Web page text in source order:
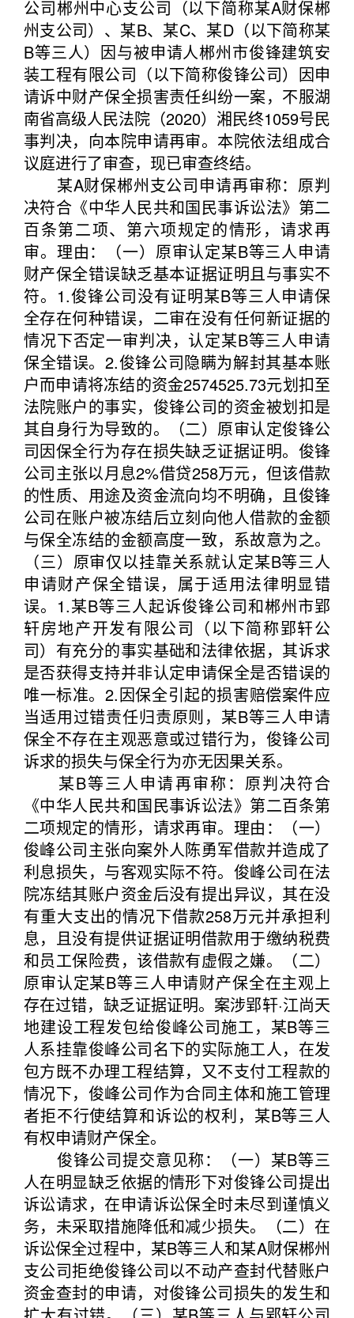
公司郴州中心支公司（以下简称某A财保郴
州支公司）、某B、某C、某D（以下简称某
B等三人）因与被申请人郴州市俊锋建筑安
装工程有限公司（以下简称俊锋公司）因申
请诉中财产保全损害责任纠纷一案，不服湖
南省高级人民法院（2020）湘民终1059号民
事判决，向本院申请再审。本院依法组成合
议庭进行了审查，现已审查终结。
某A财保郴州支公司申请再审称：原判
决符合《中华人民共和国民事诉讼法》第二
百条第二项、第六项规定的情形，请求再
审。理由：（一）原审认定某B等三人申请
财产保全错误缺乏基本证据证明且与事实不
符。1.俊锋公司没有证明某B等三人申请保
全存在何种错误，二审在没有任何新证据的
情况下否定一审判决，认定某B等三人申请
保全错误。2.俊锋公司隐瞒为解封其基本账
户而申请将冻结的资金2574525.73元划扣至
法院账户的事实，俊锋公司的资金被划扣是
其自身行为导致的。（二）原审认定俊锋公
司因保全行为存在损失缺乏证据证明。俊锋
公司主张以月息2%借贷258万元，但该借款
的性质、用途及资金流向均不明确，且俊锋
公司在账户被冻结后立刻向他人借款的金额
与保全冻结的金额高度一致，系故意为之。
（三）原审仅以挂靠关系就认定某B等三人
申请财产保全错误，属于适用法律明显错
误。1.某B等三人起诉俊锋公司和郴州市郢
轩房地产开发有限公司（以下简称郢轩公
司）有充分的事实基础和法律依据，其诉求
是否获得支持并非认定申请保全是否错误的
唯一标准。2.因保全引起的损害赔偿案件应
当适用过错责任归责原则，某B等三人申请
保全不存在主观恶意或过错行为，俊锋公司
诉求的损失与保全行为亦无因果关系。
某B等三人申请再审称：原判决符合
《中华人民共和国民事诉讼法》第二百条第
二项规定的情形，请求再审。理由：（一）
俊峰公司主张向案外人陈勇军借款并造成了
利息损失，与客观实际不符。俊峰公司在法
院冻结其账户资金后没有提出异议，其在没
有重大支出的情况下借款258万元并承担利
息，且没有提供证据证明借款用于缴纳税费
和员工保险费，该借款有虚假之嫌。（二）
原审认定某B等三人申请财产保全在主观上
存在过错，缺乏证据证明。案涉郢轩·江尚天
地建设工程发包给俊峰公司施工，某B等三
人系挂靠俊峰公司名下的实际施工人，在发
包方既不办理工程结算，又不支付工程款的
情况下，俊峰公司作为合同主体和施工管理
者拒不行使结算和诉讼的权利，某B等三人
有权申请财产保全。
俊锋公司提交意见称：（一）某B等三
人在明显缺乏依据的情形下对俊锋公司提出
诉讼请求，在申请诉讼保全时未尽到谨慎义
务，未采取措施降低和减少损失。（二）在
诉讼保全过程中，某B等三人和某A财保郴州
支公司拒绝俊锋公司以不动产查封代替账户
资金查封的申请，对俊锋公司损失的发生和